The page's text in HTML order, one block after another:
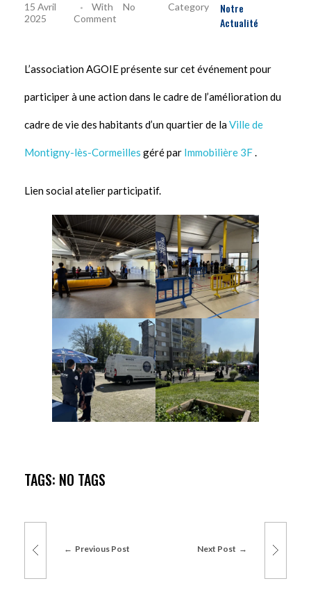
15 Avril
2025
With
No
Comment
Notre
Actualité
L’association AGOIE présente sur cet événement pour
participer à une action dans le cadre de l’amélioration du
cadre de vie des habitants d’un quartier de laVille de
Montigny-lès-Cormeilles géré par Immobilière 3F.
Lien social atelier participatif.
TAGS: NO TAGS
Previous Post Next Post